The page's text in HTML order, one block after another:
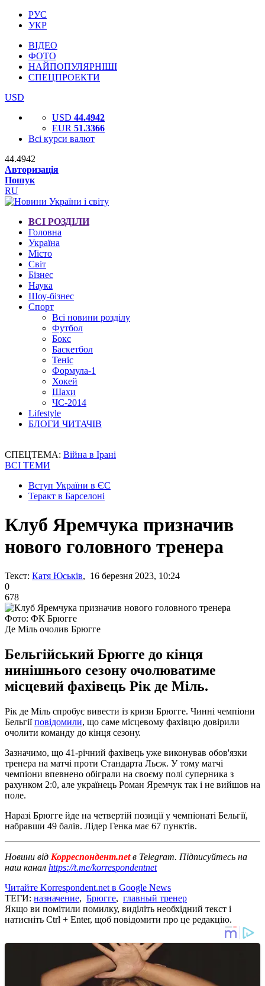
РУС
УКР
ВІДЕО
ФОТО
НАЙПОПУЛЯРНІШІ
СПЕЦПРОЕКТИ
USD
USD 44.4942
EUR 51.3366
Всі курси валют
44.4942
Авторизація
Пошук
RU
ВСІ РОЗДІЛИ
Головна
Україна
Місто
Світ
Бізнес
Наука
Шоу-бізнес
Спорт
Всі новини розділу
Футбол
Бокс
Баскетбол
Теніс
Формула-1
Хокей
Шахи
ЧС-2014
Lifestyle
БЛОГИ ЧИТАЧІВ
СПЕЦТЕМА: Війна в Ірані
ВСІ ТЕМИ
Вступ України в ЄС
Теракт в Барселоні
Клуб Яремчука призначив
нового головного тренера
Текст: Катя Юськів, 16 березня 2023, 10:24
0
678
Фото: ФК Брюгге
Де Міль очолив Брюгге
Бельгійський Брюгге до кінця
нинішнього сезону очолюватиме
місцевий фахівець Рік де Міль.
Рік де Міль спробує вивести із кризи Брюгге. Чинні чемпіони
Бельгіїповідомили, що саме місцевому фахівцю довірили
очолити команду до кінця сезону.
Зазначимо, що 41-річний фахівець уже виконував обов'язки
тренера на матчі проти Стандарта Льєж. У тому матчі
чемпіони впевнено обіграли на своєму полі суперника з
рахунком 2:0, але українець Роман Яремчук так і не вийшов на
поле.
Наразі Брюгге йде на четвертій позиції у чемпіонаті Бельгії,
набравши 49 балів. Лідер Генка має 67 пунктів.
Новини від Корреспондент.netв Telegram. Підписуйтесь на
наш канал https://t.me/korrespondentnet
Читайте Korrespondent.net в Google News
ТЕГИ: назначение, Брюгге, главный тренер
Якщо ви помітили помилку, виділіть необхідний текст і
натисніть Ctrl + Enter, щоб повідомити про це редакцію.